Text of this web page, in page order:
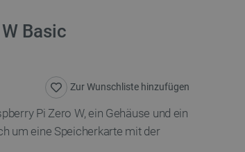
Basic
Zur Wunschliste hinzufügen
Pi Zero W, ein Gehäuse und ein
um eine Speicherkarte mit der